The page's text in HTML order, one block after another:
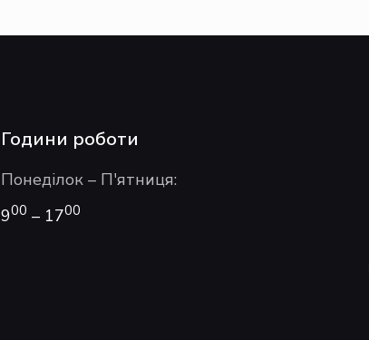
Години роботи
Понеділок – П'ятниця:
900 – 1700